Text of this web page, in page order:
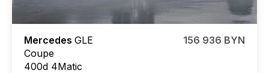
Mercedes GLE
Coupe
400d 4Matic
156 936 BYN